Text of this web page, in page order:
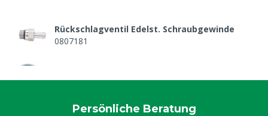
Rückschlagventil Edelst. Schraubgewinde
0807181
Persönliche Beratung